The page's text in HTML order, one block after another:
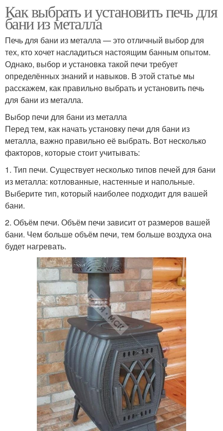
Как выбрать и установить печь для
бани из металла
Печь для бани из металла — это отличный выбор для
тех, кто хочет насладиться настоящим банным опытом.
Однако, выбор и установка такой печи требует
определённых знаний и навыков. В этой статье мы
расскажем, как правильно выбрать и установить печь
для бани из металла.
Выбор печи для бани из металла
Перед тем, как начать установку печи для бани из
металла, важно правильно её выбрать. Вот несколько
факторов, которые стоит учитывать:
1. Тип печи. Существует несколько типов печей для бани
из металла: котлованные, настенные и напольные.
Выберите тип, который наиболее подходит для вашей
бани.
2. Объём печи. Объём печи зависит от размеров вашей
бани. Чем больше объём печи, тем больше воздуха она
будет нагревать.